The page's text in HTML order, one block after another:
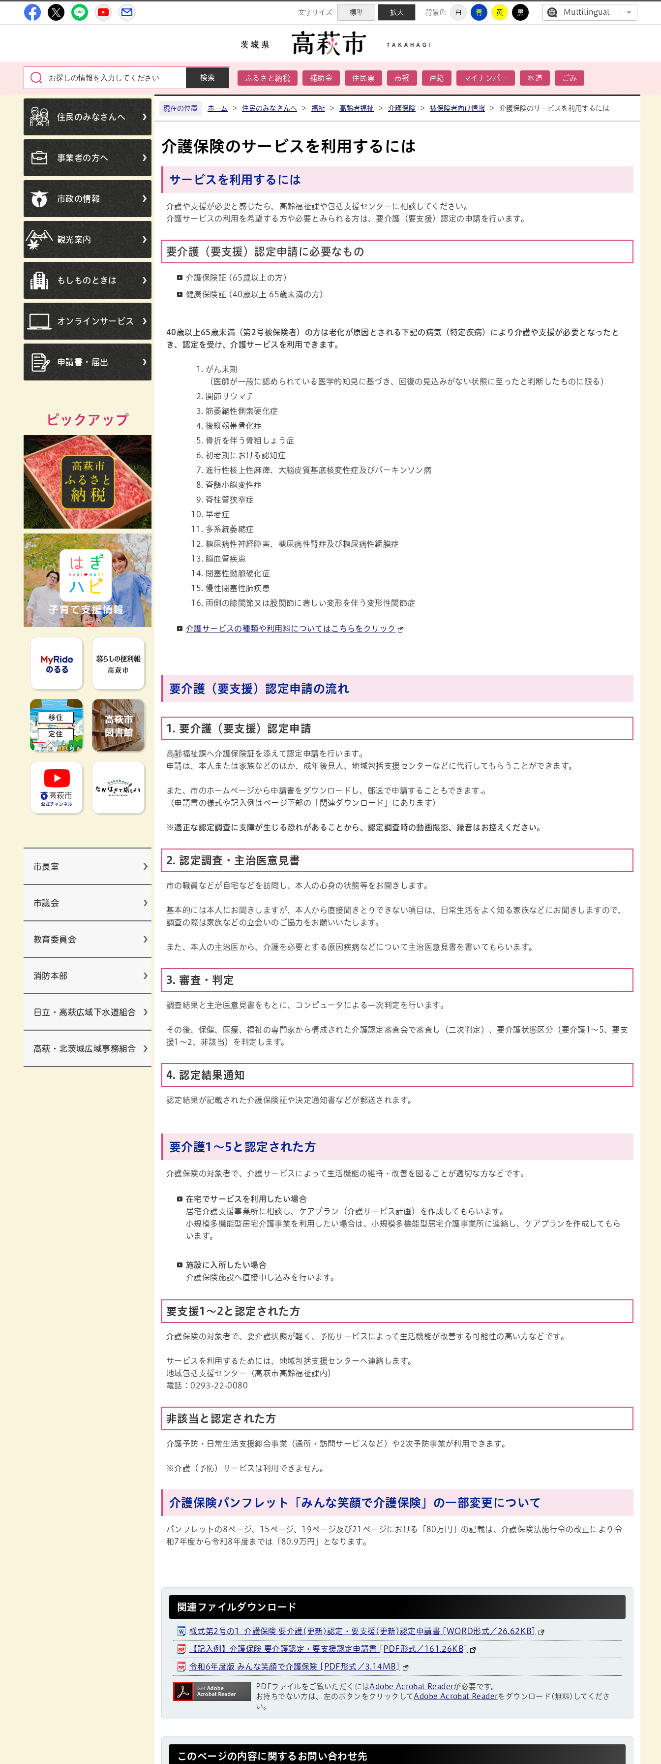
高萩市公式Facebook
高萩市公式X高萩市公式LINE
高萩市YouTube公式チャンネル 文字サイズ 標準 拡大 背景色 白 青 黄 黒 Multilingual
ふるさと納税 補助金 住民票 市報 戸籍 マイナンバー 水道 ごみ
住民のみなさんへ
事業者の方へ
市政の情報
観光案内
もしものときは
オンラインサービス
申請書・届出
ピックアップ
MyRideのるる
移住定住
高萩市YouTube公式チャンネル
たかはぎで旅しよう
市長室
市議会
教育委員会
消防本部
日立・高萩広域下水道組合
高萩・北茨城広域事務組合
現在の位置 ホーム > 住民のみなさんへ > 福祉 > 高齢者福祉 > 介護保険 > 被保険者向け情報 > 介護保険のサービスを利用するには
介護保険のサービスを利用するには
サービスを利用するには
介護や支援が必要と感じたら、高齢福祉課や包括支援センターに相談してください。
介護サービスの利用を希望する方や必要とみられる方は、要介護（要支援）認定の申請を行います。
要介護（要支援）認定申請に必要なもの
介護保険証 (65歳以上の方)
健康保険証 (40歳以上 65歳未満の方)
40歳以上65歳未満（第2号被保険者）の方は老化が原因とされる下記の病気（特定疾病）により介護や支援が必要となったと
き、認定を受け、介護サービスを利用できます。
がん末期
（医師が一般に認められている医学的知見に基づき、回復の見込みがない状態に至ったと判断したものに限る）
関節リウマチ
筋萎縮性側索硬化症
後縦靭帯骨化症
骨折を伴う骨粗しょう症
初老期における認知症
進行性核上性麻痺、大脳皮質基底核変性症及びパーキンソン病
脊髄小脳変性症
脊柱管狭窄症
早老症
多系統萎縮症
糖尿病性神経障害、糖尿病性腎症及び糖尿病性網膜症
脳血管疾患
閉塞性動脈硬化症
慢性閉塞性肺疾患
両側の膝関節又は股関節に著しい変形を伴う変形性関節症
介護サービスの種類や利用料についてはこちらをクリック
要介護（要支援）認定申請の流れ
1. 要介護（要支援）認定申請
高齢福祉課へ介護保険証を添えて認定申請を行います。
申請は、本人または家族などのほか、成年後見人、地域包括支援センターなどに代行してもらうことができます。
また、市のホームページから申請書をダウンロードし、郵送で申請することもできます.。
（申請書の様式や記入例はページ下部の「関連ダウンロード」にあります）
※適正な認定調査に支障が生じる恐れがあることから、認定調査時の動画撮影、録音はお控えください。
2. 認定調査・主治医意見書
市の職員などが自宅などを訪問し、本人の心身の状態等をお聞きします。
基本的には本人にお聞きしますが、本人から直接聞きとりできない項目は、日常生活をよく知る家族などにお聞きしますので、
調査の際は家族などの立会いのご協力をお願いいたします。
また、本人の主治医から、介護を必要とする原因疾病などについて主治医意見書を書いてもらいます。
3. 審査・判定
調査結果と主治医意見書をもとに、コンピュータによる一次判定を行います。
その後、保健、医療、福祉の専門家から構成された介護認定審査会で審査し（二次判定）、要介護状態区分（要介護1～5、要支
援1～2、非該当）を判定します。
4. 認定結果通知
認定結果が記載された介護保険証や決定通知書などが郵送されます。
要介護1～5と認定された方
介護保険の対象者で、介護サービスによって生活機能の維持・改善を図ることが適切な方などです。
在宅でサービスを利用したい場合
居宅介護支援事業所に相談し、ケアプラン（介護サービス計画）を作成してもらいます。
小規模多機能型居宅介護事業を利用したい場合は、小規模多機能型居宅介護事業所に連絡し、ケアプランを作成してもら
います。
施設に入所したい場合
介護保険施設へ直接申し込みを行います。
要支援1～2と認定された方
介護保険の対象者で、要介護状態が軽く、予防サービスによって生活機能が改善する可能性の高い方などです。
サービスを利用するためには、地域包括支援センターへ連絡します。
地域包括支援センター（高萩市高齢福祉課内）
電話：0293-22-0080
非該当と認定された方
介護予防・日常生活支援総合事業（通所・訪問サービスなど）や2次予防事業が利用できます。
※介護（予防）サービスは利用できません。
介護保険パンフレット「みんな笑顔で介護保険」の一部変更について
パンフレットの8ページ、15ページ、19ページ及び21ページにおける「80万円」の記載は、介護保険法施行令の改正により令
和7年度から令和8年度までは「80.9万円」となります。
関連ファイルダウンロード
様式第2号の1_介護保険 要介護(更新)認定・要支援(更新)認定申請書 [WORD形式／26.62KB]
【記入例】介護保険 要介護認定・要支援認定申請書 [PDF形式／161.26KB]
令和6年度版 みんな笑顔で介護保険 [PDF形式／3.14MB]
PDFファイルをご覧いただくにはAdobe Acrobat Readerが必要です。
お持ちでない方は、左のボタンをクリックして Adobe Acrobat Readerをダウンロード(無料)してくださ
い。
このページの内容に関するお問い合わせ先